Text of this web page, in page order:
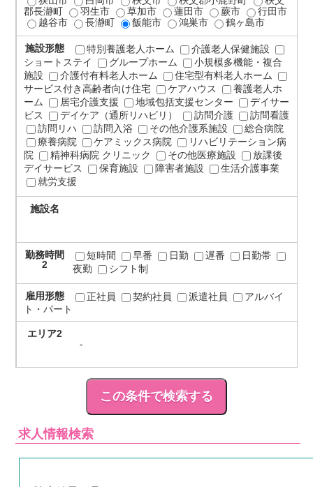
郡長瀞町
羽生市 草加市 蓮田市 蕨市
行田市
越谷市
長瀞町 飯能市 鴻巣市 鶴ヶ島市
施設形態 特別養護老人ホーム
介護老人保健施設
ショートステイ
グループホーム
小規模多機能・複合
施設
介護付有料老人ホーム
住宅型有料老人ホーム
サービス付き高齢者向け住宅
ケアハウス
養護老人ホ
ーム
居宅介護支援 地域包括支援センター
デイサー
ビス
デイケア（通所リハビリ） 訪問介護
訪問看護
訪問リハ
訪問入浴 その他介護系施設
総合病院
療養病院
ケアミックス病院
リハビリテーション病
院
精神科病院 クリニック その他医療施設
放課後
デイサービス
保育施設 障害者施設
生活介護事業
就労支援
施設名
勤務時間
2
短時間 早番 日勤 遅番
日勤帯
夜勤
シフト制
雇用形態 正社員 契約社員 派遣社員
アルバイ
ト・パート
エリア2
求人情報検索